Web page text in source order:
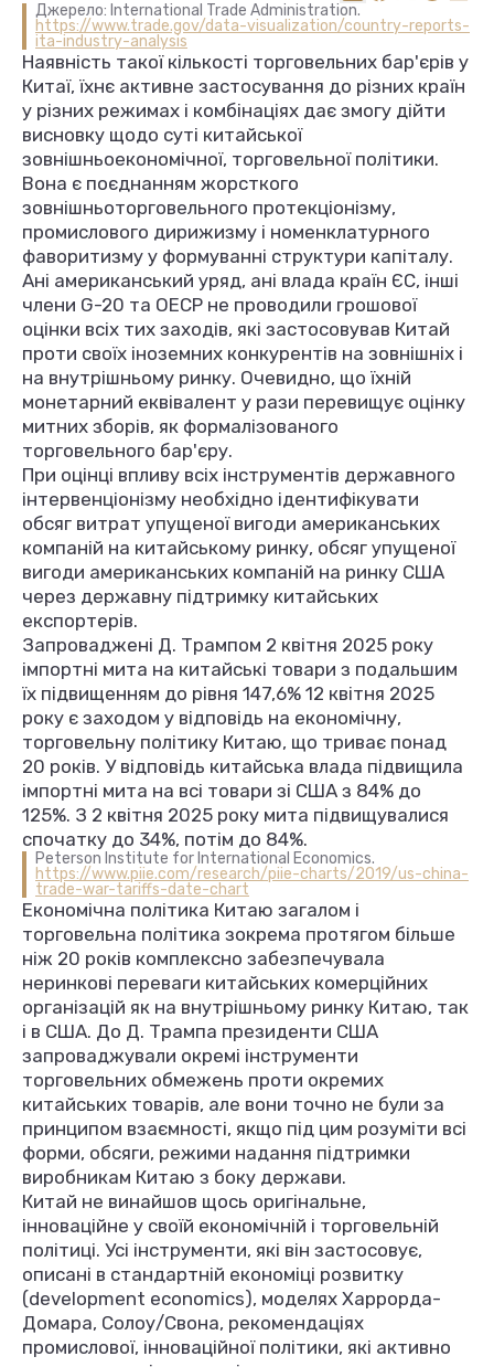
Джерело: International Trade Administration.
https://www.trade.gov/data-visualization/country-reports-
ita-industry-analysis
Наявність такої кількості торговельних бар'єрів у
Китаї, їхнє активне застосування до різних країн
у різних режимах і комбінаціях дає змогу дійти
висновку щодо суті китайської
зовнішньоекономічної, торговельної політики.
Вона є поєднанням жорсткого
зовнішньоторговельного протекціонізму,
промислового дирижизму і номенклатурного
фаворитизму у формуванні структури капіталу.
Ані американський уряд, ані влада країн ЄС, інші
члени G-20 та ОЕСР не проводили грошової
оцінки всіх тих заходів, які застосовував Китай
проти своїх іноземних конкурентів на зовнішніх і
на внутрішньому ринку. Очевидно, що їхній
монетарний еквівалент у рази перевищує оцінку
митних зборів, як формалізованого
торговельного бар'єру.
При оцінці впливу всіх інструментів державного
інтервенціонізму необхідно ідентифікувати
обсяг витрат упущеної вигоди американських
компаній на китайському ринку, обсяг упущеної
вигоди американських компаній на ринку США
через державну підтримку китайських
експортерів.
Запроваджені Д. Трампом 2 квітня 2025 року
імпортні мита на китайські товари з подальшим
їх підвищенням до рівня 147,6% 12 квітня 2025
року є заходом у відповідь на економічну,
торговельну політику Китаю, що триває понад
20 років. У відповідь китайська влада підвищила
імпортні мита на всі товари зі США з 84% до
125%. З 2 квітня 2025 року мита підвищувалися
спочатку до 34%, потім до 84%.
Peterson Institute for International Economics.
https://www.piie.com/research/piie-charts/2019/us-china-
trade-war-tariffs-date-chart
Економічна політика Китаю загалом і
торговельна політика зокрема протягом більше
ніж 20 років комплексно забезпечувала
неринкові переваги китайських комерційних
організацій як на внутрішньому ринку Китаю, так
і в США. До Д. Трампа президенти США
запроваджували окремі інструменти
торговельних обмежень проти окремих
китайських товарів, але вони точно не були за
принципом взаємності, якщо під цим розуміти всі
форми, обсяги, режими надання підтримки
виробникам Китаю з боку держави.
Китай не винайшов щось оригінальне,
інноваційне у своїй економічній і торговельній
політиці. Усі інструменти, які він застосовує,
описані в стандартній економіці розвитку
(development economics), моделях Харрорда-
Домара, Солоу/Свона, рекомендаціях
промислової, інноваційної політики, які активно